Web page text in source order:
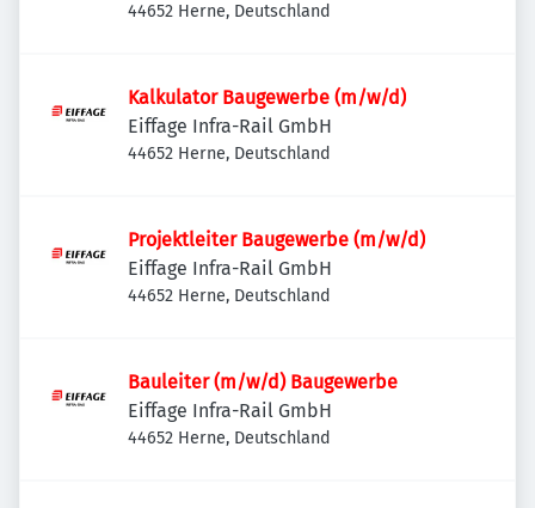
44652 Herne, Deutschland
Kalkulator Baugewerbe (m/w/d)
Eiffage Infra-Rail GmbH
44652 Herne, Deutschland
Projektleiter Baugewerbe (m/w/d)
Eiffage Infra-Rail GmbH
44652 Herne, Deutschland
Bauleiter (m/w/d) Baugewerbe
Eiffage Infra-Rail GmbH
44652 Herne, Deutschland